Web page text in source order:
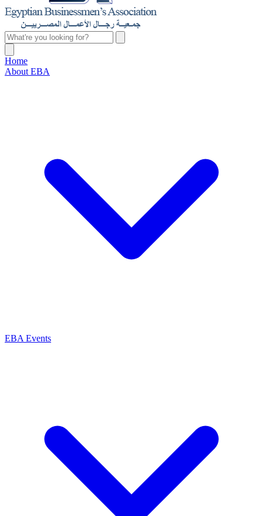
Home
About EBA
EBA Events